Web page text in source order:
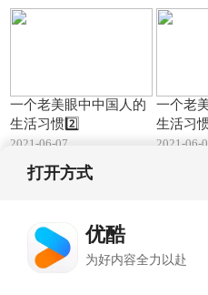
一个老美眼中中国人的
生活习惯2️⃣
2021-06-07
一个老
生活习
2021-06-
打开方式
优酷
为好内容全力以赴